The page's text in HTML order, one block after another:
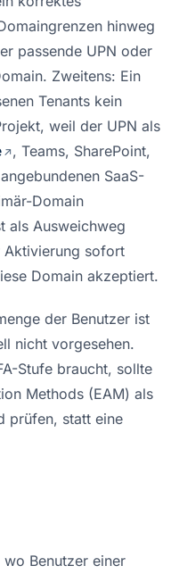
hinweg
passende UPN oder
Zweitens: Ein
Tenants kein
weil der UPN als
, Teams, SharePoint,
SaaS-
Domain
als Ausweichweg
Aktivierung sofort
Domain akzeptiert.
der Benutzer ist
nicht vorgesehen.
Stufe braucht, sollte
Methods (EAM) als
prüfen, statt eine
Benutzer einer